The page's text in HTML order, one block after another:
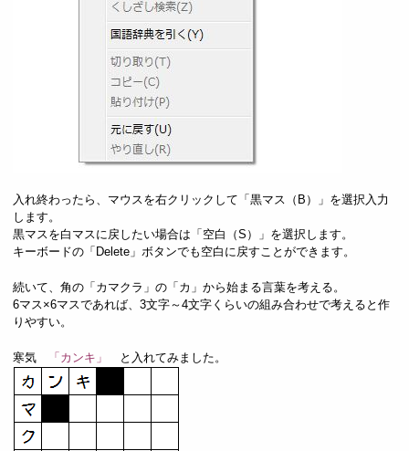
入れ終わったら、マウスを右クリックして「黒マス（B）」を選択入力
します。
黒マスを白マスに戻したい場合は「空白（S）」を選択します。
キーボードの「Delete」ボタンでも空白に戻すことができます。
続いて、角の「カマクラ」の「カ」から始まる言葉を考える。
6マス×6マスであれば、3文字～4文字くらいの組み合わせで考えると作
りやすい。
寒気 「カンキ」 と入れてみました。